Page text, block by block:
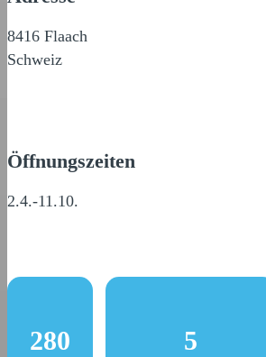
8416 Flaach
Schweiz
Öffnungszeiten
2.4.-11.10.
280 5